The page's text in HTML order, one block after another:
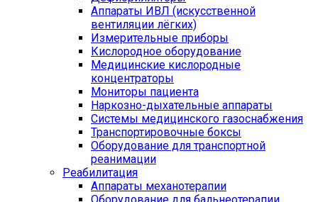
Аппараты ИВЛ (искусственной
вентиляции лёгких)
Измерительные приборы
Кислородное оборудование
Медицинские кислородные
концентраторы
Мониторы пациента
Наркозно-дыхательные аппараты
Системы медицинского газоснабжения
Транспортировочные боксы
Оборудование для транспортной
реанимации
Реабилитация
Аппараты механотерапии